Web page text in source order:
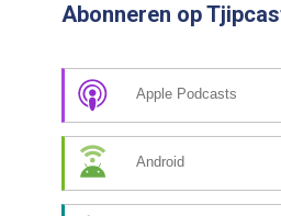
Abonneren op
Apple Podcasts
Android